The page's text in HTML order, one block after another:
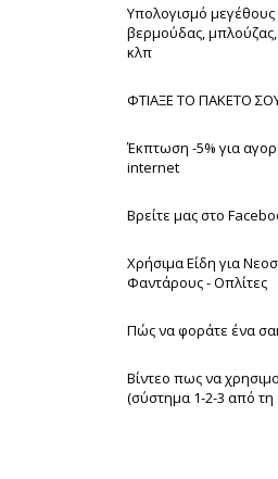
Υπολογισμό μεγέθους
βερμούδας,
κλπ
ΦΤΙΑΞΕ ΤΟ ΠΑΚΕΤΟ
Έκπτωση -5% για
internet
Βρείτε μας στο
Χρήσιμα Είδη για
Φαντάρους - Οπλίτες
Πώς να φοράτε ένα
Βίντεο πως να
(σύστημα 1-2-3 από τη